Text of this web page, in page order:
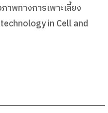
าพทางการเพาะเลี้ยง
in Cell and